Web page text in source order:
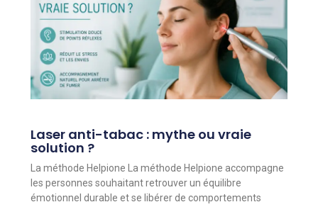
Laser anti-tabac : mythe ou vraie
solution ?
La méthode Helpione La méthode Helpione accompagne
les personnes souhaitant retrouver un équilibre
émotionnel durable et se libérer de comportements